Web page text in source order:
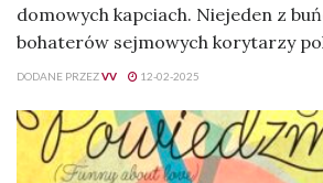
domowych kapciach. Niejeden z
bohaterów sejmowych korytarzy
DODANE PRZEZVV 12-02-2025